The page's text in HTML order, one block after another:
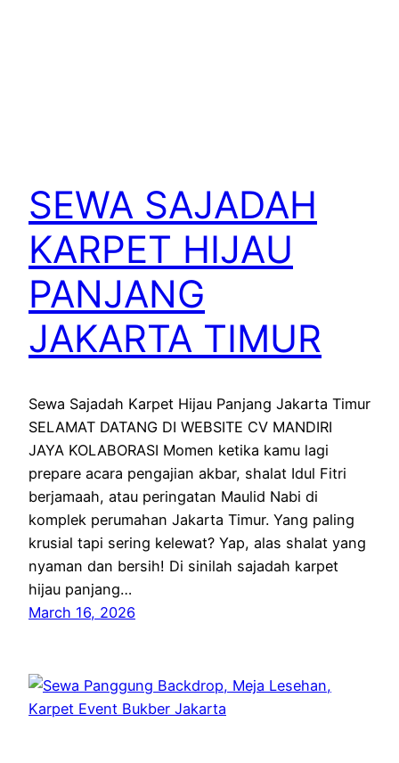
SEWA SAJADAH
KARPET HIJAU
PANJANG
JAKARTA TIMUR
Sewa Sajadah Karpet Hijau Panjang Jakarta Timur
SELAMAT DATANG DI WEBSITE CV MANDIRI
JAYA KOLABORASI Momen ketika kamu lagi
prepare acara pengajian akbar, shalat Idul Fitri
berjamaah, atau peringatan Maulid Nabi di
komplek perumahan Jakarta Timur. Yang paling
krusial tapi sering kelewat? Yap, alas shalat yang
nyaman dan bersih! Di sinilah sajadah karpet
hijau panjang…
March 16, 2026